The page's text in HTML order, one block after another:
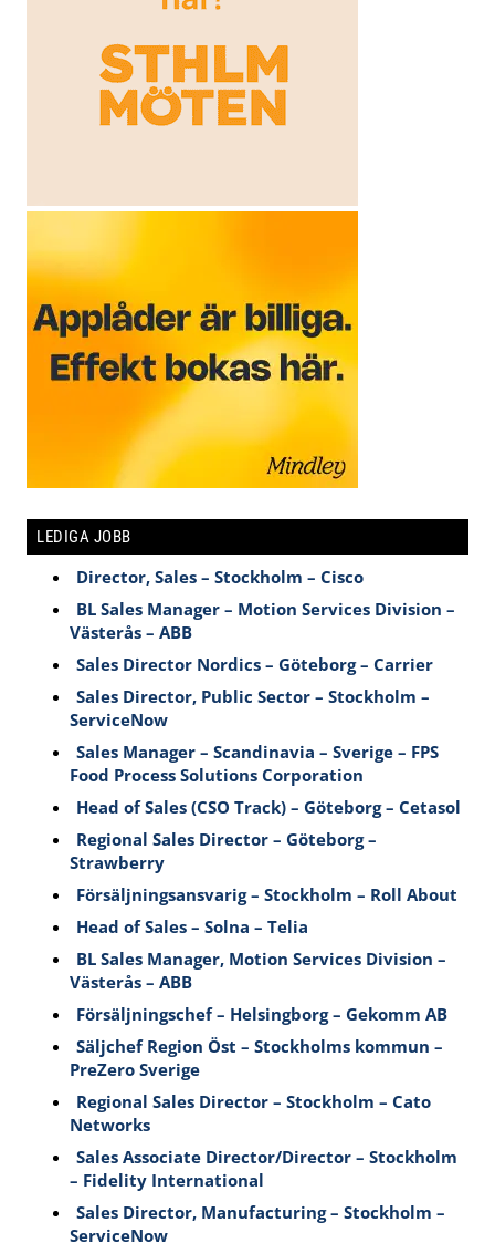
LEDIGA JOBB
Director, Sales – Stockholm – Cisco
BL Sales Manager – Motion Services Division –
Västerås – ABB
Sales Director Nordics – Göteborg – Carrier
Sales Director, Public Sector – Stockholm –
ServiceNow
Sales Manager – Scandinavia – Sverige – FPS
Food Process Solutions Corporation
Head of Sales (CSO Track) – Göteborg – Cetasol
Regional Sales Director – Göteborg –
Strawberry
Försäljningsansvarig – Stockholm – Roll About
Head of Sales – Solna – Telia
BL Sales Manager, Motion Services Division –
Västerås – ABB
Försäljningschef – Helsingborg – Gekomm AB
Säljchef Region Öst – Stockholms kommun –
PreZero Sverige
Regional Sales Director – Stockholm – Cato
Networks
Sales Associate Director/Director – Stockholm
– Fidelity International
Sales Director, Manufacturing – Stockholm –
ServiceNow